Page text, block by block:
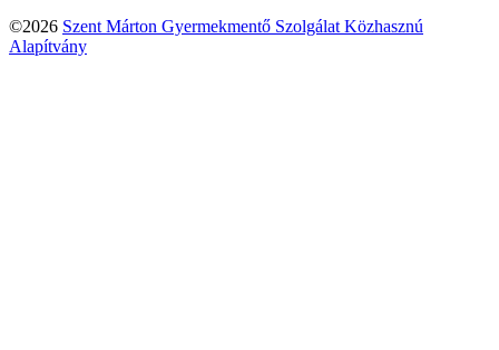
©2026 Szent Márton Gyermekmentő Szolgálat Közhasznú
Alapítvány